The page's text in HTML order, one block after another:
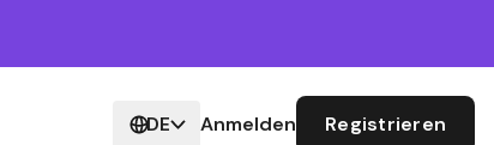
DE Anmelden Registrieren